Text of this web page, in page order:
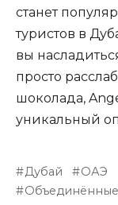
станет
туристов в
вы
просто
шоколада,
уникальный
Дубай
ОАЭ